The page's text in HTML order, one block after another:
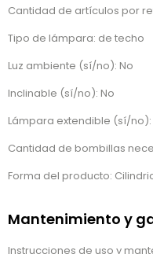
Cantidad de artículos por
Tipo de lámpara: de techo
Luz ambiente (sí/no): No
Inclinable (sí/no): No
Lámpara extendible (sí/no):
Cantidad de bombillas
Forma del producto:
Mantenimiento y
Instrucciones de uso y